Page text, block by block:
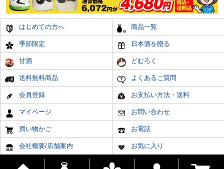
はじめての方へ 商品一覧
季節限定 日本酒を贈る
甘酒 どむろく
送料無料商品 よくあるご質問
会員登録 お支払い方法・送料
マイページ お問い合わせ
買い物かご お電話
会社概要/店舗案内 お気に入り